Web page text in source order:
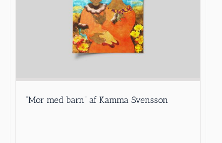
”Mor med barn” af Kamma Svensson